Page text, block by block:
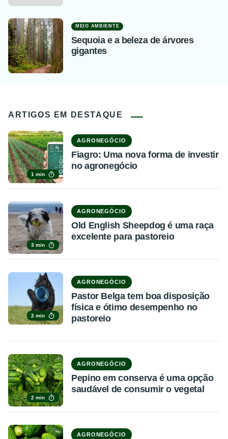
MEIO AMBIENTE
Sequoia e a beleza de árvores
gigantes
ARTIGOS EM DESTAQUE
1 min
AGRONEGÓCIO
Fiagro: Uma nova forma de investir
no agronegócio
3 min
AGRONEGÓCIO
Old English Sheepdog é uma raça
excelente para pastoreio
2 min
AGRONEGÓCIO
Pastor Belga tem boa disposição
física e ótimo desempenho no
pastoreio
2 min
AGRONEGÓCIO
Pepino em conserva é uma opção
saudável de consumir o vegetal
AGRONEGÓCIO